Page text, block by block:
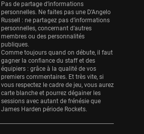
REVERSE
11 sessions
Bleues
0 sessions
Pas de partage d’informations
personnelles. Ne faites pas une D’Angelo
Russell : ne partagez pas d’informations
personnelles, concernant d’autres
membres ou des personnalités
publiques.
Comme toujours quand on débute, il faut
gagner la confiance du staff et des
équipiers : grâce à la qualité de vos
premiers commentaires. Et très vite, si
vous respectez le cadre de jeu, vous aurez
carte blanche et pourrez dégainer les
sessions avec autant de frénésie que
James Harden période Rockets.